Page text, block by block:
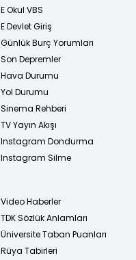
E Okul VBS
E Devlet Giriş
Günlük Burç Yorumları
Son Depremler
Hava Durumu
Yol Durumu
Sinema Rehberi
TV Yayın Akışı
Instagram Dondurma
Instagram Silme
Video Haberler
TDK Sözlük Anlamları
Üniversite Taban Puanları
Rüya Tabirleri